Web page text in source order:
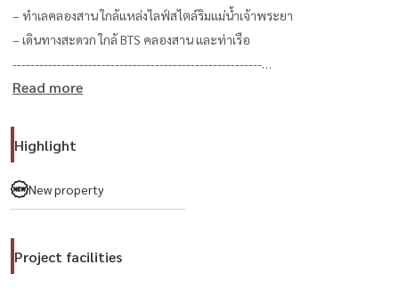
– ทำเลคลองสาน ใกล้แหล่งไลฟ์สไตล์ริมแม่น้ำเจ้าพระยา
– เดินทางสะดวก ใกล้ BTS คลองสาน และท่าเรือ
--------------------------------------------------------
สนใจนัดชม / For private viewing / 预约看房
Email:
Website: www.housewathailand.com
Facebook: Housewa Asset
Read more
Highlight
New property
Project facilities